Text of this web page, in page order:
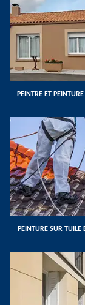
PEINTRE ET
PEINTURE SUR TUILE